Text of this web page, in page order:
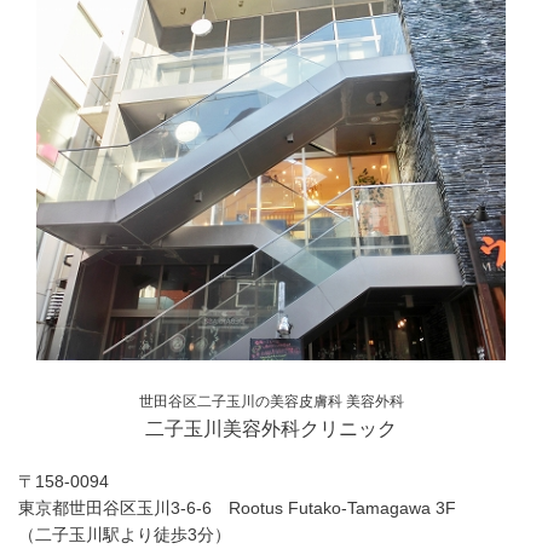
世田谷区二子玉川の美容皮膚科 美容外科
二子玉川美容外科クリニック
〒158-0094
東京都世田谷区玉川3-6-6 Rootus Futako-Tamagawa 3F
（二子玉川駅より徒歩3分）